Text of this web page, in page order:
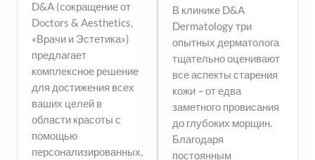
D&A (сокращение от
Doctors & Aesthetics,
«Врачи и Эстетика»)
предлагает
комплексное решение
для достижения всех
ваших целей в
области красоты с
помощью
персонализированных,
В клинике D&A
Dermatology три
опытных дерматолога
тщательно оценивают
все аспекты старения
кожи – от едва
заметного провисания
до глубоких морщин.
Благодаря
постоянным